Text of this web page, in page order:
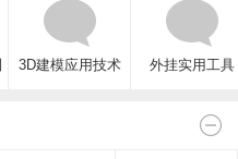
3D建模应用技术 外挂实用工具